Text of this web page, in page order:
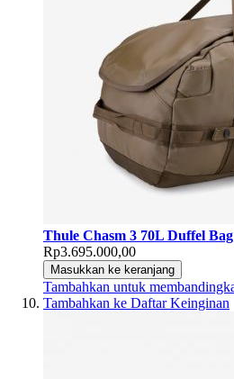
Thule Chasm 3 70L Duffel
Rp3.695.000,00
Masukkan ke keranjang
Tambahkan untuk
Tambahkan ke Daftar Keinginan